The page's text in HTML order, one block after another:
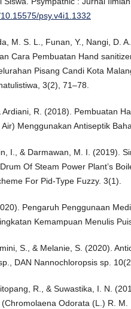
psy.v4i1.1332
M. S. L., Funan, Y., Nangi, D.
Cara Pembuatan Hand
Pisang Candi Kota
3(2), 71–78.
Ardiani, R. (2018). Pembuatan
Air) Menggunakan Antiseptik
I., & Darmawan, M. I. (2019).
Of Steam Power Plant’s
For Pid-Type Fuzzy. 3(1).
Pengaruh Penggunaan
Kemampuan Menulis
S., & Melanie, S. (2020).
DAN Nannochloropsis sp.
R., & Suwastika, I. N.
Odorata (L.) R.